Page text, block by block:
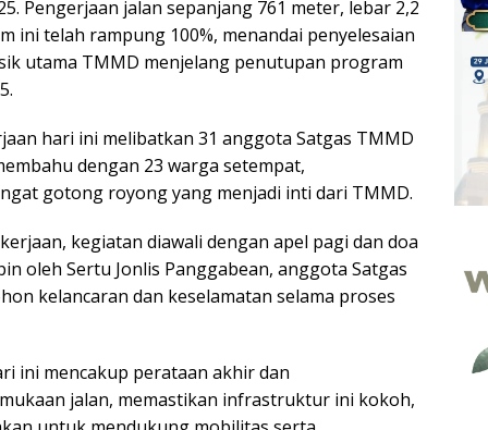
Pengerjaan jalan sepanjang 761 meter, lebar 2,2
ini telah rampung 100%, menandai penyelesaian
utama TMMD menjelang penutupan program
hari ini melibatkan 31 anggota Satgas TMMD
dengan 23 warga setempat,
gotong royong yang menjadi inti dari TMMD.
kegiatan diawali dengan apel pagi dan doa
oleh Sertu Jonlis Panggabean, anggota Satgas
kelancaran dan keselamatan selama proses
ini mencakup perataan akhir dan
jalan, memastikan infrastruktur ini kokoh,